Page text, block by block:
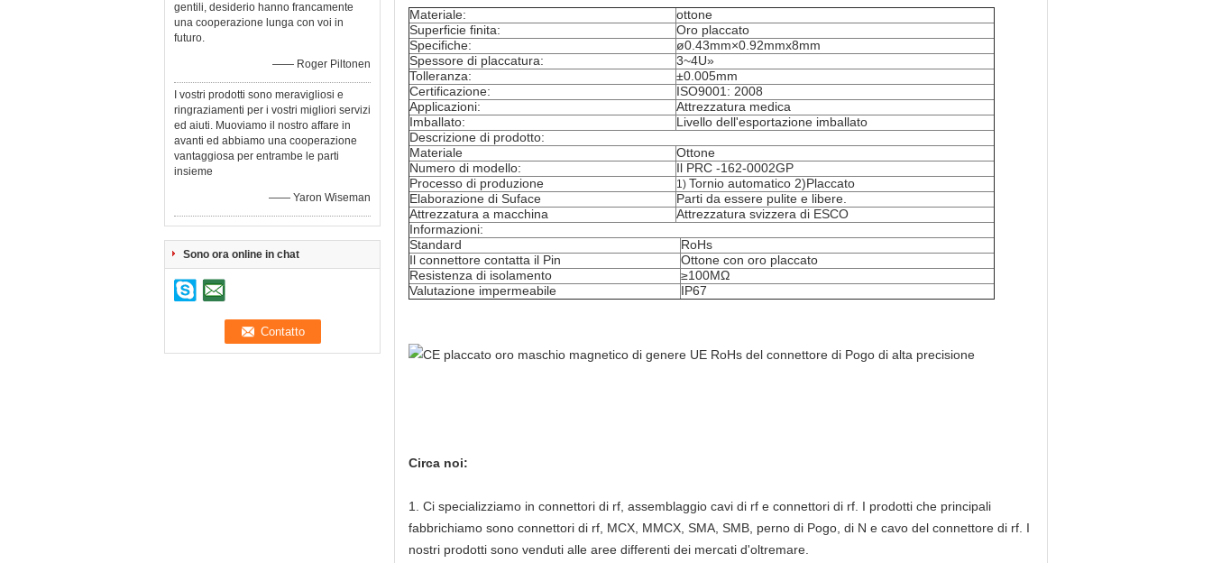
gentili, desiderio hanno francamente
una cooperazione lunga con voi in
futuro.
—— Roger Piltonen
I vostri prodotti sono meravigliosi e
ringraziamenti per i vostri migliori servizi
ed aiuti. Muoviamo il nostro affare in
avanti ed abbiamo una cooperazione
vantaggiosa per entrambe le parti
insieme
—— Yaron Wiseman
Sono ora online in chat
Materiale:
ottone
Superficie finita:
Oro placcato
Specifiche:
ø0.43mm×0.92mmx8mm
Spessore di placcatura:
3~4U»
Tolleranza:
±0.005mm
Certificazione:
ISO9001: 2008
Applicazioni:
Attrezzatura medica
Imballato:
Livello dell'esportazione imballato
Descrizione di prodotto:
Materiale
Ottone
Numero di modello:
Il PRC -162-0002GP
Processo di produzione
1) Tornio automatico 2)Placcato
Elaborazione di Suface
Parti da essere pulite e libere.
Attrezzatura a macchina
Attrezzatura svizzera di ESCO
Informazioni:
Standard
RoHs
Il connettore contatta il Pin
Ottone con oro placcato
Resistenza di isolamento
≥100MΩ
Valutazione impermeabile
IP67
Circa noi:
1. Ci specializziamo in connettori di rf, assemblaggio cavi di rf e connettori di rf. I prodotti che principali
fabbrichiamo sono connettori di rf, MCX, MMCX, SMA, SMB, perno di Pogo, di N e cavo del connettore di rf. I
nostri prodotti sono venduti alle aree differenti dei mercati d'oltremare.